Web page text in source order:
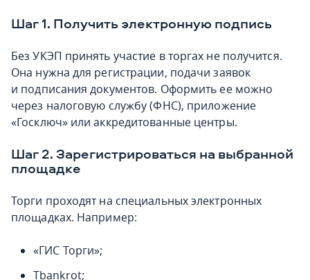
Шаг 1. Получить электронную подпись
Без УКЭП принять участие в торгах не получится.
Она нужна для регистрации, подачи заявок
и подписания документов. Оформить ее можно
через налоговую службу (ФНС), приложение
«Госключ» или аккредитованные центры.
Шаг 2. Зарегистрироваться на выбранной
площадке
Торги проходят на специальных электронных
площадках. Например:
«ГИС Торги»;
Tbankrot;